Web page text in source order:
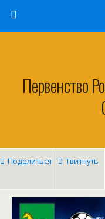
Первенство
Поделиться Твитнуть